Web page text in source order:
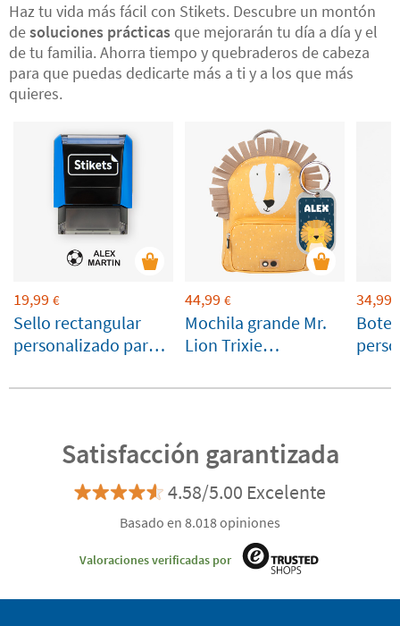
Haz tu vida más fácil con Stikets. Descubre un montón
desoluciones prácticas que mejorarán tu día a día y el
de tu familia. Ahorra tiempo y quebraderos de cabeza
para que puedas dedicarte más a ti y a los que más
quieres.
19,99 €
Sello rectangular
personalizado para
objetos
44,99 €
Mochila grande Mr.
Lion Trixie
34,99
Satisfacción garantizada
4.58/5.00 Excelente
Basado en 8.018 opiniones
Valoraciones verificadas por